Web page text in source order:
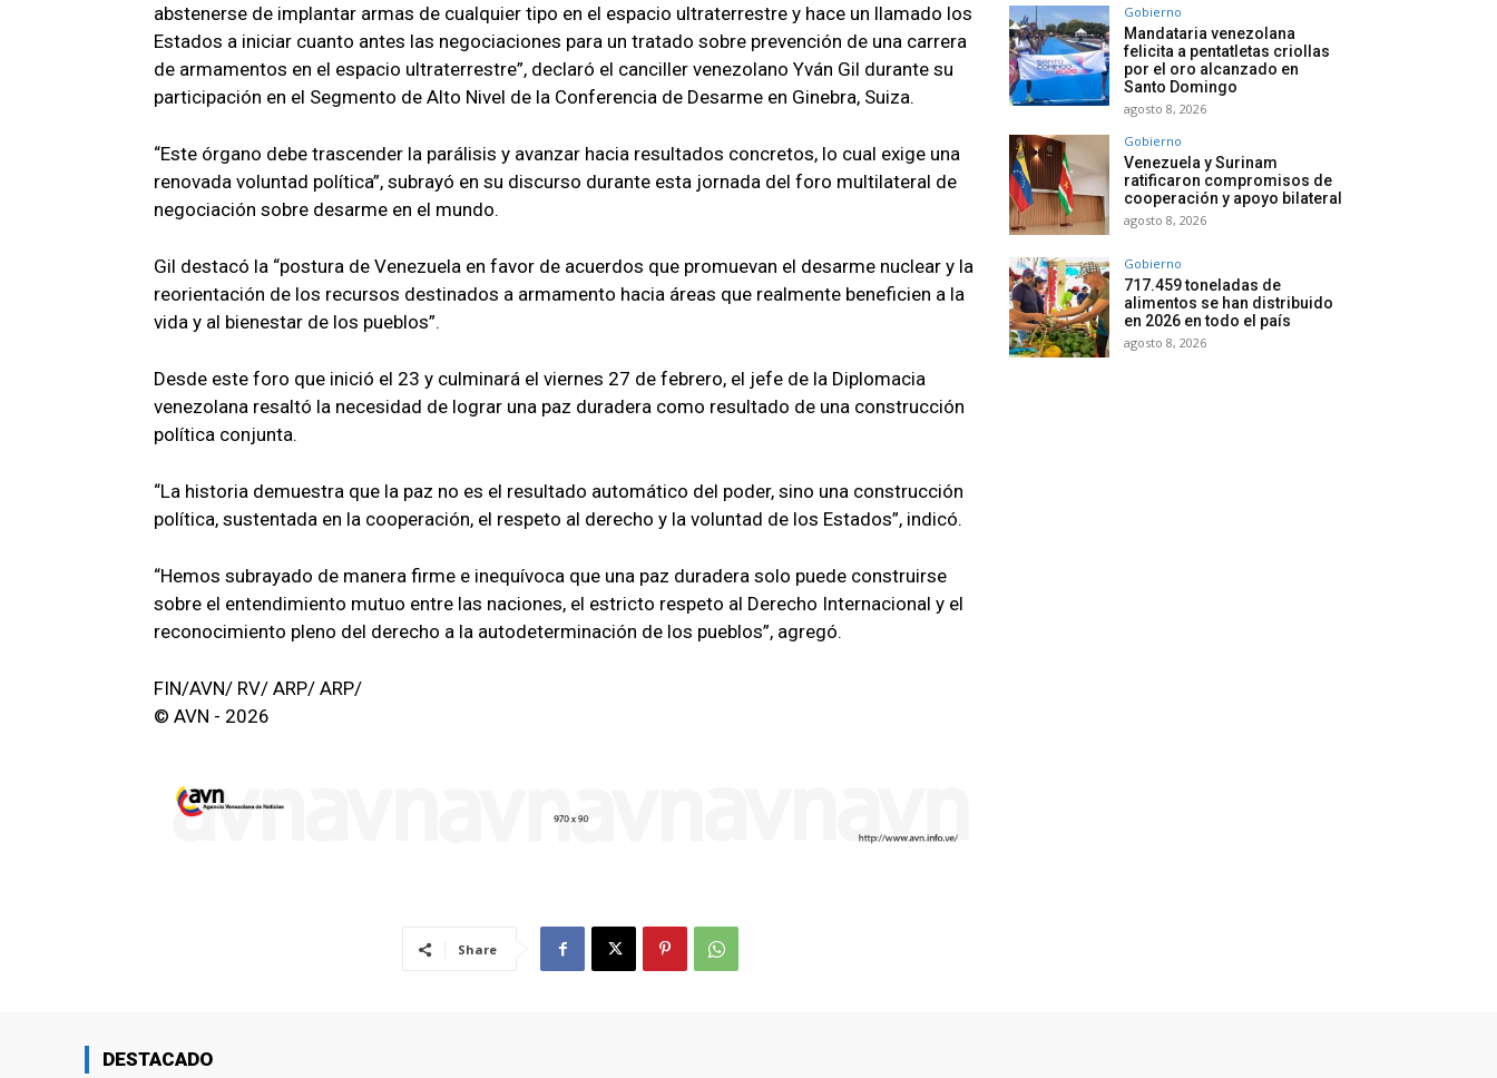
abstenerse de implantar armas de cualquier tipo en el espacio ultraterrestre y hace un llamado los
Estados a iniciar cuanto antes las negociaciones para un tratado sobre prevención de una carrera
de armamentos en el espacio ultraterrestre”, declaró el canciller venezolano Yván Gil durante su
participación en el Segmento de Alto Nivel de la Conferencia de Desarme en Ginebra, Suiza.
“Este órgano debe trascender la parálisis y avanzar hacia resultados concretos, lo cual exige una
renovada voluntad política”, subrayó en su discurso durante esta jornada del foro multilateral de
negociación sobre desarme en el mundo.
Gil destacó la “postura de Venezuela en favor de acuerdos que promuevan el desarme nuclear y la
reorientación de los recursos destinados a armamento hacia áreas que realmente beneficien a la
vida y al bienestar de los pueblos”.
Desde este foro que inició el 23 y culminará el viernes 27 de febrero, el jefe de la Diplomacia
venezolana resaltó la necesidad de lograr una paz duradera como resultado de una construcción
política conjunta.
“La historia demuestra que la paz no es el resultado automático del poder, sino una construcción
política, sustentada en la cooperación, el respeto al derecho y la voluntad de los Estados”, indicó.
“Hemos subrayado de manera firme e inequívoca que una paz duradera solo puede construirse
sobre el entendimiento mutuo entre las naciones, el estricto respeto al Derecho Internacional y el
reconocimiento pleno del derecho a la autodeterminación de los pueblos”, agregó.
FIN/AVN/ RV/ ARP/ ARP/
© AVN - 2026
Share
Gobierno
Mandataria venezolana
felicita a pentatletas criollas
por el oro alcanzado en
Santo Domingo
agosto 8, 2026
Gobierno
Venezuela y Surinam
ratificaron compromisos de
cooperación y apoyo bilateral
agosto 8, 2026
Gobierno
717.459 toneladas de
alimentos se han distribuido
en 2026 en todo el país
agosto 8, 2026
DESTACADO